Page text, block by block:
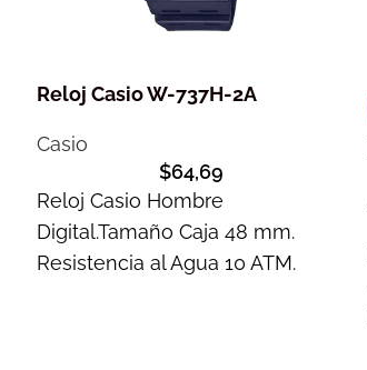
Reloj Casio W-737H-2A
Casio
$64,69
Reloj Casio Hombre
Digital.Tamaño Caja 48 mm.
Resistencia al Agua 10 ATM.